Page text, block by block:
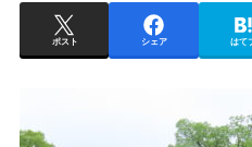
ポスト シェア はて